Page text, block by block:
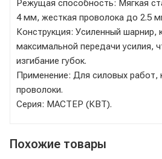
Режущая способность: Мягкая
4 мм, жесткая проволока до 2.5
Конструкция: Усиленный шарнир,
максимальной передачи усилия,
изгибание губок.
Применение: Для силовых работ,
проволоки.
Серия: МАСТЕР (КВТ).
Похожие товары